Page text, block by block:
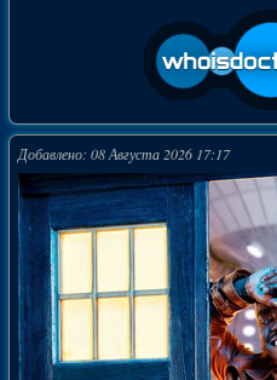
Добавлено: 08 Августа 2026 17:17